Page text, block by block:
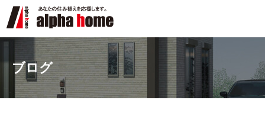
ブログ